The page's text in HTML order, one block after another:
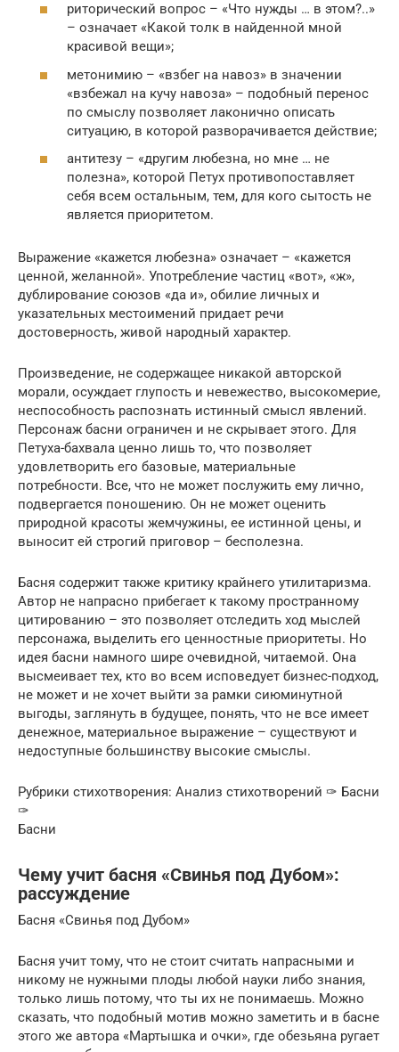
риторический вопрос – «Что нужды … в этом?..»
– означает «Какой толк в найденной мной
красивой вещи»;
метонимию – «взбег на навоз» в значении
«взбежал на кучу навоза» – подобный перенос
по смыслу позволяет лаконично описать
ситуацию, в которой разворачивается действие;
антитезу – «другим любезна, но мне … не
полезна», которой Петух противопоставляет
себя всем остальным, тем, для кого сытость не
является приоритетом.
Выражение «кажется любезна» означает – «кажется
ценной, желанной». Употребление частиц «вот», «ж»,
дублирование союзов «да и», обилие личных и
указательных местоимений придает речи
достоверность, живой народный характер.
Произведение, не содержащее никакой авторской
морали, осуждает глупость и невежество, высокомерие,
неспособность распознать истинный смысл явлений.
Персонаж басни ограничен и не скрывает этого. Для
Петуха-бахвала ценно лишь то, что позволяет
удовлетворить его базовые, материальные
потребности. Все, что не может послужить ему лично,
подвергается поношению. Он не может оценить
природной красоты жемчужины, ее истинной цены, и
выносит ей строгий приговор – бесполезна.
Басня содержит также критику крайнего утилитаризма.
Автор не напрасно прибегает к такому пространному
цитированию – это позволяет отследить ход мыслей
персонажа, выделить его ценностные приоритеты. Но
идея басни намного шире очевидной, читаемой. Она
высмеивает тех, кто во всем исповедует бизнес-подход,
не может и не хочет выйти за рамки сиюминутной
выгоды, заглянуть в будущее, понять, что не все имеет
денежное, материальное выражение – существуют и
недоступные большинству высокие смыслы.
Рубрики стихотворения: Анализ стихотворений ✑ Басни
✑
Басни
Чему учит басня «Свинья под Дубом»:
рассуждение
Басня «Свинья под Дубом»
Басня учит тому, что не стоит считать напрасными и
никому не нужными плоды любой науки либо знания,
только лишь потому, что ты их не понимаешь. Можно
сказать, что подобный мотив можно заметить и в басне
этого же автора «Мартышка и очки», где обезьяна ругает